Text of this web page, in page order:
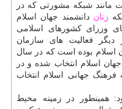
مانند شبكه مشورتی كه در
زنان دانشمند جهان اسلام
وزرای كشورهای اسلامی
فعالیت های سازمان
اسلام بوده است كه در سال
جهان اسلام انتخاب شده و در
فرهنگ جهانی اسلام انتخاب
همینطور در زمینه محیط